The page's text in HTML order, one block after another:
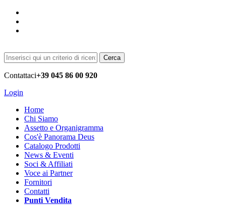
Cerca
Contattaci+39 045 86 00 920
Login
Home
Chi Siamo
Assetto e Organigramma
Cos'è Panorama Deus
Catalogo Prodotti
News & Eventi
Soci & Affiliati
Voce ai Partner
Fornitori
Contatti
Punti Vendita